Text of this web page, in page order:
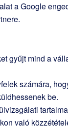
a Google
gyűjt mind a
számára,
be.
való